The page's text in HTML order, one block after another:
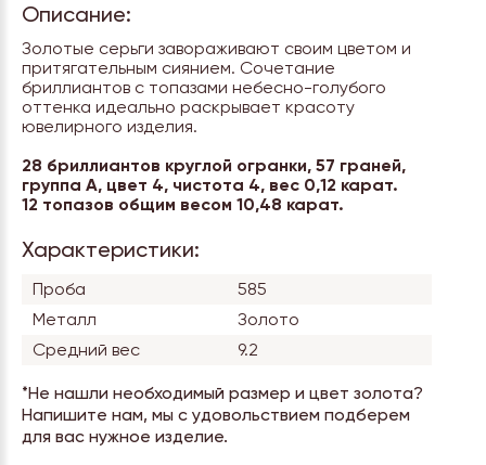
Описание:
Золотые серьги завораживают своим цветом и
притягательным сиянием. Сочетание
бриллиантов с топазами небесно-голубого
оттенка идеально раскрывает красоту
ювелирного изделия.
28 бриллиантов круглой огранки, 57 граней,
группа А, цвет 4, чистота 4, вес 0,12 карат.
12 топазов общим весом 10,48 карат.
Характеристики:
Проба
585
Металл
Золото
Средний вес
9.2
*Не нашли необходимый размер и цвет золота?
Напишите нам, мы с удовольствием подберем
для вас нужное изделие.